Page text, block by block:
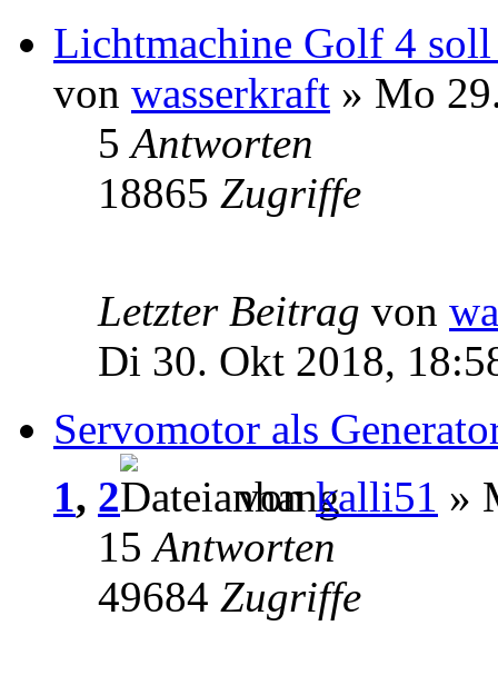
Lichtmachine Golf 4 soll
von wasserkraft » Mo
5Antworten
18865 Zugriffe
Letzter Beitrag von
Di 30. Okt 2018,
Servomotor als
1, 2 vonkalli51 »
15Antworten
49684 Zugriffe